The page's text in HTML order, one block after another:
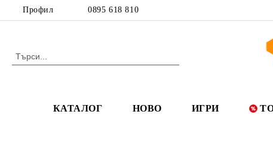
Профил 0895 618 810
КАТАЛОГ НОВО ИГРИ